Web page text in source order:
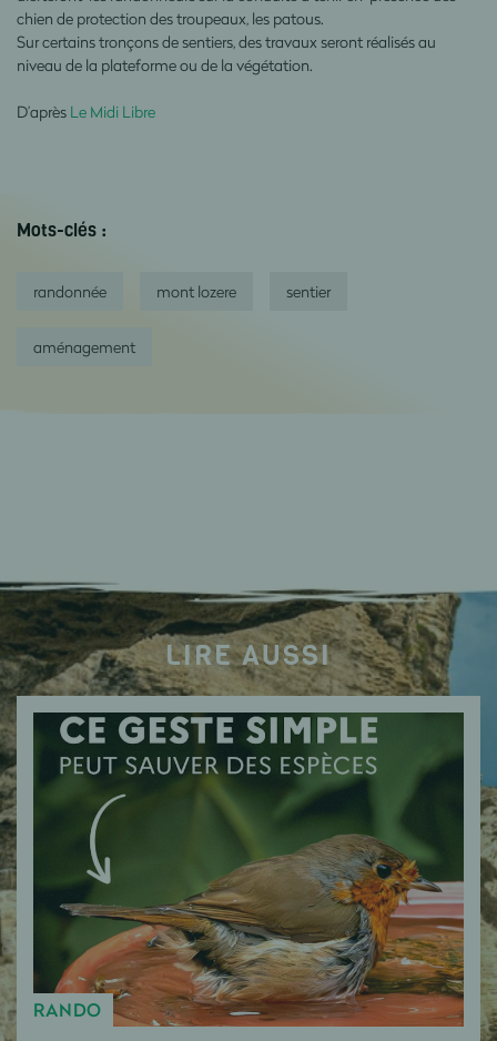
chien de protection des troupeaux, les patous.
Sur certains tronçons de sentiers, des travaux seront réalisés au
niveau de la plateforme ou de la végétation.
D’après Le Midi Libre
Mots-clés :
randonnée mont lozere sentier
aménagement
LIRE AUSSI
RANDO